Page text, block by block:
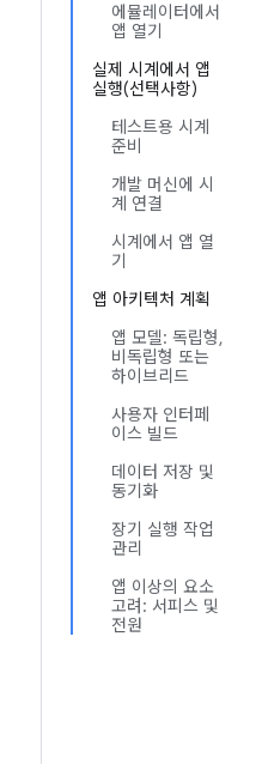
에뮬레이터에서
앱 열기
실제 시계에서 앱
실행(선택사항)
테스트용 시계
준비
개발 머신에 시
계 연결
시계에서 앱 열
기
앱 아키텍처 계획
앱 모델: 독립형,
비독립형 또는
하이브리드
사용자 인터페
이스 빌드
데이터 저장 및
동기화
장기 실행 작업
관리
앱 이상의 요소
고려: 서피스 및
전원